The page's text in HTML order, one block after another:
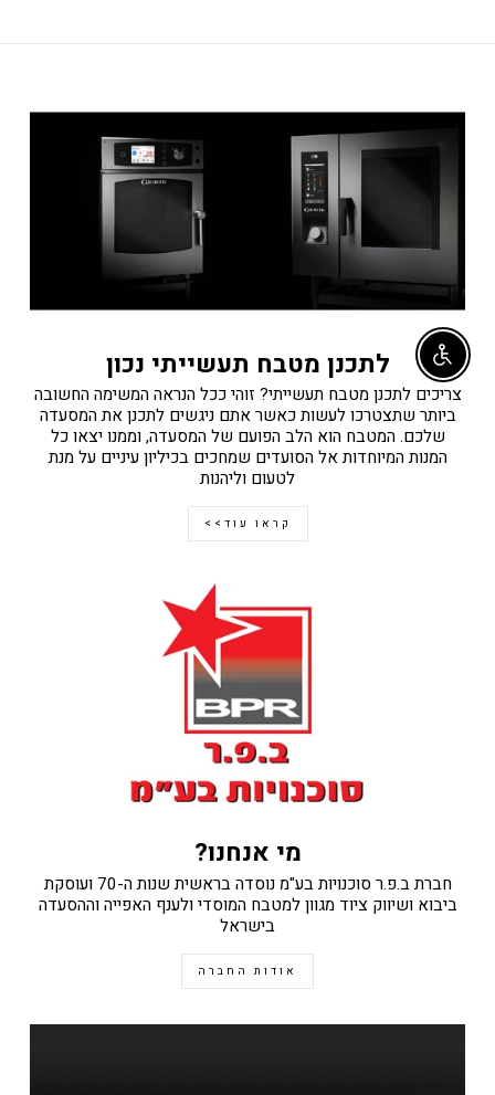
לתכנן מטבח תעשייתי נכון
צריכים לתכנן מטבח תעשייתי? זוהי ככל הנראה המשימה החשובה
ביותר שתצטרכו לעשות כאשר אתם ניגשים לתכנן את המסעדה
שלכם. המטבח הוא הלב הפועם של המסעדה, וממנו יצאו כל
המנות המיוחדות אל הסועדים שמחכים בכיליון עיניים על מנת
לטעום וליהנות
קראו עוד>>
מי אנחנו?
חברת ב.פ.ר סוכנויות בע"מ נוסדה בראשית שנות ה-70 ועוסקת
ביבוא ושיווק ציוד מגוון למטבח המוסדי ולענף האפייה וההסעדה
בישראל
אודות החברה
Enable accessibility